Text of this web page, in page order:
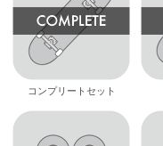
コンプリートセット